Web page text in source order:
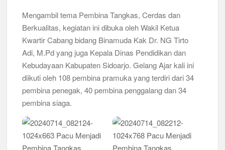
Gelar Musppanitera 2026, Kwarran Taman Cetak Pemimpin
Baru dan Perkuat Kolaborasi Lintas Pangkalan
Diwarnai Penampilan Tari Kreasi Berselendang
Musran X Kwarran Jabon Jadi Titik Awal Kebangkitan
Pramuka yang Lebih Inovatif dan Progresif
Kerja
Mengambil tema Pembina Tangkas, Cerdas dan
Berkualitas, kegiatan ini dibuka oleh Wakil Ketua
Kwartir Cabang bidang Binamuda Kak Dr. NG Tirto
Adi, M.Pd yang juga Kepala Dinas Pendidikan dan
Kebudayaan Kabupaten Sidoarjo. Gelang Ajar kali ini
diikuti oleh 108 pembina pramuka yang terdiri dari 34
pembina penegak, 40 pembina penggalang dan 34
pembina siaga.